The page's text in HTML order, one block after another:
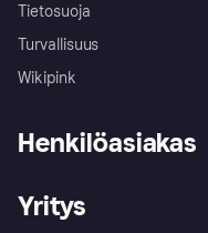
Tietosuoja
Turvallisuus
Wikipink
Henkilöasiakas
Kirjaudu sisään
Yritys